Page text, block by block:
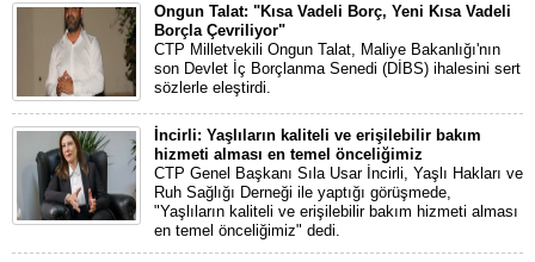
Ongun Talat: "Kısa Vadeli Borç, Yeni Kısa Vadeli
Borçla Çevriliyor"
CTP Milletvekili Ongun Talat, Maliye Bakanlığı'nın
son Devlet İç Borçlanma Senedi (DİBS) ihalesini sert
sözlerle eleştirdi.
İncirli: Yaşlıların kaliteli ve erişilebilir bakım
hizmeti alması en temel önceliğimiz
CTP Genel Başkanı Sıla Usar İncirli, Yaşlı Hakları ve
Ruh Sağlığı Derneği ile yaptığı görüşmede,
"Yaşlıların kaliteli ve erişilebilir bakım hizmeti alması
en temel önceliğimiz" dedi.